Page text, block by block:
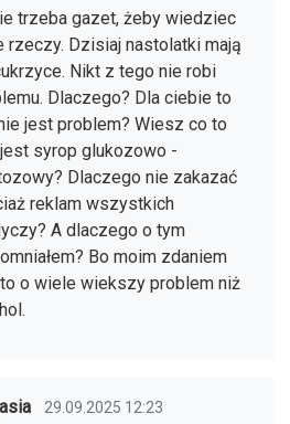
trzeba gazet, żeby wiedziec
rzeczy. Dzisiaj nastolatki mają
Nikt z tego nie robi
Dlaczego? Dla ciebie to
jest problem? Wiesz co to
syrop glukozowo -
Dlaczego nie zakazać
reklam wszystkich
A dlaczego o tym
Bo moim zdaniem
o wiele wiekszy problem niż
29.09.2025 12:23